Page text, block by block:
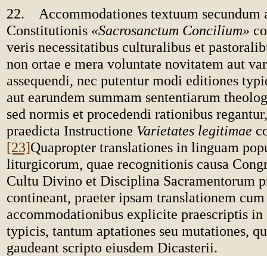
22. Accommodationes textuum secundum
Constitutionis «Sacrosanctum Concilium»
veris necessitatibus culturalibus et
non ortae e mera voluntate novitatem aut
assequendi, nec putentur modi editiones
aut earundem summam sententiarum
sed normis et procedendi rationibus
praedicta Instructione Varietates legitimae
[23]Quapropter translationes in linguam
liturgicorum, quae recognitionis causa
Cultu Divino et Disciplina Sacramentorum
contineant, praeter ipsam translationem
accommodationibus explicite praescriptis
typicis, tantum aptationes seu mutationes,
gaudeant scripto eiusdem Dicasterii.